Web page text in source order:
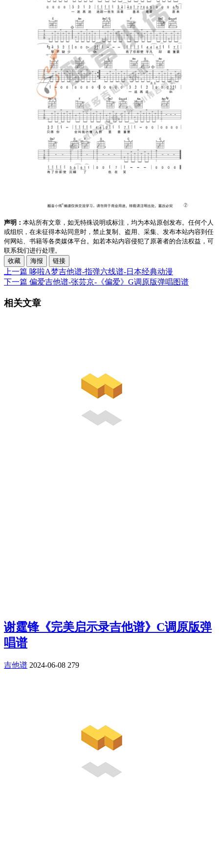
声明： 本站所有文章，如无特殊说明或标注，均为本站原创发布。任何个人
或组织，在未征得本站同意时，禁止复制、盗用、采集、发布本站内容到任
何网站、书籍等各类媒体平台。如若本站内容侵犯了原著者的合法权益，可
联系我们进行处理。
收藏
海报 链接
上一篇 哆啦A梦吉他谱-指弹六线谱-日本经典动漫
下一篇 偏爱吉他谱-张芸京-《偏爱》G调原版弹唱图谱
相关文章
谢霆锋《完美启示录吉他谱》C调原版弹
唱谱
吉他谱 2024-06-08 279